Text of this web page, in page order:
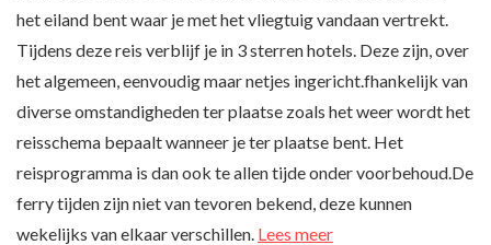
het eiland bent waar je met het vliegtuig vandaan vertrekt.
Tijdens deze reis verblijf je in 3 sterren hotels. Deze zijn, over
het algemeen, eenvoudig maar netjes ingericht.fhankelijk van
diverse omstandigheden ter plaatse zoals het weer wordt het
reisschema bepaalt wanneer je ter plaatse bent. Het
reisprogramma is dan ook te allen tijde onder voorbehoud.De
ferry tijden zijn niet van tevoren bekend, deze kunnen
wekelijks van elkaar verschillen. Lees meer